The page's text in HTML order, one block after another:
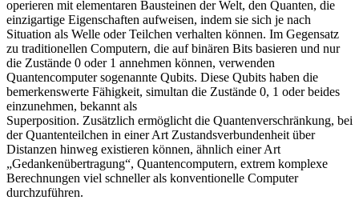
operieren mit elementaren Bausteinen der Welt, den Quanten, die
einzigartige Eigenschaften aufweisen, indem sie sich je nach
Situation als Welle oder Teilchen verhalten können. Im Gegensatz
zu traditionellen Computern, die auf binären Bits basieren und nur
die Zustände 0 oder 1 annehmen können, verwenden
Quantencomputer sogenannte Qubits. Diese Qubits haben die
bemerkenswerte Fähigkeit, simultan die Zustände 0, 1 oder beides
einzunehmen, bekannt als
Superposition. Zusätzlich ermöglicht die Quantenverschränkung, bei
der Quantenteilchen in einer Art Zustandsverbundenheit über
Distanzen hinweg existieren können, ähnlich einer Art
„Gedankenübertragung“, Quantencomputern, extrem komplexe
Berechnungen viel schneller als konventionelle Computer
durchzuführen.